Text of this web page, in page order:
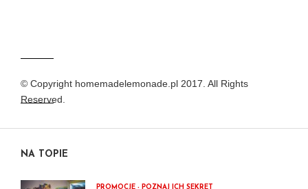
© Copyright homemadelemonade.pl 2017. All Rights
Reserved.
NA TOPIE
PROMOCJE - POZNAJ ICH SEKRET